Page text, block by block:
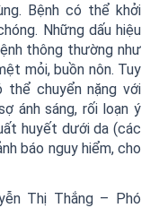
Bệnh có thể khởi
Những dấu hiệu
thông thường như
mỏi, buồn nôn. Tuy
thể chuyển nặng với
ánh sáng, rối loạn ý
huyết dưới da (các
báo nguy hiểm, cho
Thị Thắng – Phó